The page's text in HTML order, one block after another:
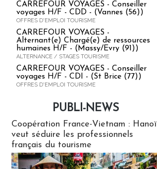
CARREFOUR VOYAGES - Conseiller
voyages H/F - CDD - (Vannes (56))
OFFRES D'EMPLOI TOURISME
CARREFOUR VOYAGES -
Alternant(e) Chargé(e) de ressources
humaines H/F - (Massy/Evry (91))
ALTERNANCE / STAGES TOURISME
CARREFOUR VOYAGES - Conseiller
voyages H/F - CDI - (St Brice (77))
OFFRES D'EMPLOI TOURISME
PUBLI-NEWS
Coopération France-Vietnam : Hanoï
veut séduire les professionnels
français du tourisme